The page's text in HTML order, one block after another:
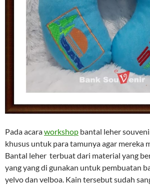
Pada acaraworkshop bantal leher
khusus untuk para tamunya agar mereka
Bantal leher terbuat dari material yang
yang yang di gunakan untuk pembuatan
yelvo dan velboa. Kain tersebut sudah